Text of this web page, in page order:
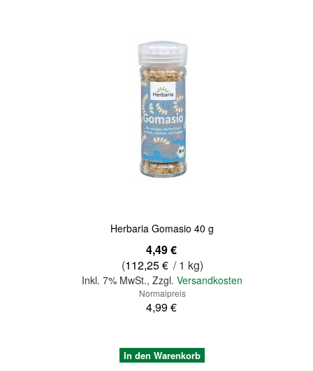
Herbaria Gomasio 40 g
4,49 €
(112,25 € / 1 kg)
Inkl. 7% MwSt.,Zzgl.Versandkosten
Normalpreis
4,99 €
In den Warenkorb